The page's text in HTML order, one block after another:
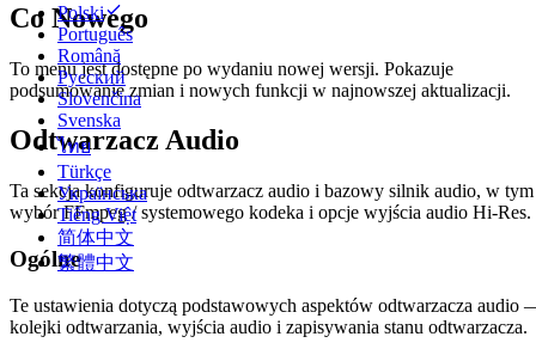
Polski
Português
Română
Русский
Slovenčina
Svenska
ไทย
Türkçe
Українська
Tiếng Việt
简体中文
繁體中文
Co Nowego
To menu jest dostępne po wydaniu nowej wersji. Pokazuje
podsumowanie zmian i nowych funkcji w najnowszej aktualizacji.
Odtwarzacz Audio
Ta sekcja konfiguruje odtwarzacz audio i bazowy silnik audio, w tym
wybór FFmpeg / systemowego kodeka i opcje wyjścia audio Hi-Res.
Ogólne
Te ustawienia dotyczą podstawowych aspektów odtwarzacza audio
kolejki odtwarzania, wyjścia audio i zapisywania stanu odtwarzacza.